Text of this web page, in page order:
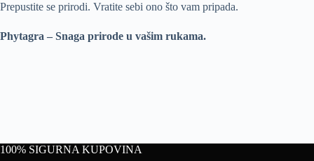
Prepustite se prirodi. Vratite sebi ono što vam pripada.
Phytagra – Snaga prirode u vašim rukama.
100% SIGURNA KUPOVINA